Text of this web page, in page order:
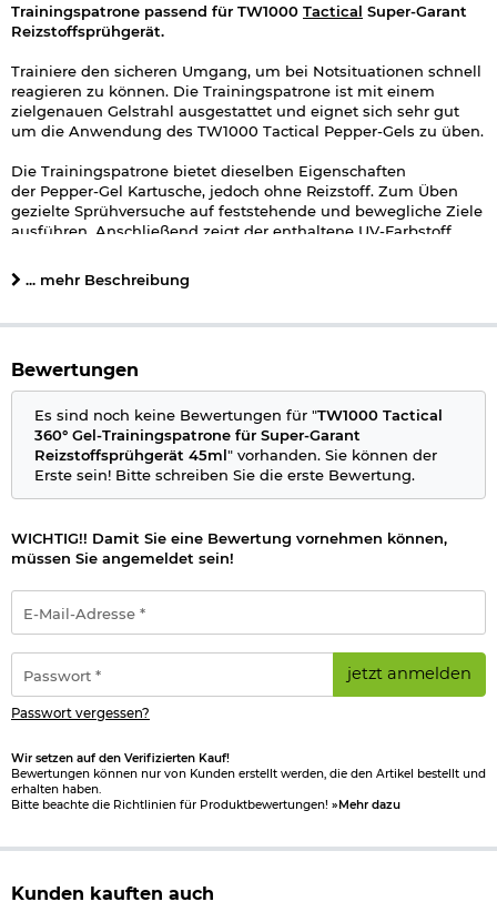
Trainingspatrone passend für TW1000 Tactical Super-Garant
Reizstoffsprühgerät.
Trainiere den sicheren Umgang, um bei Notsituationen schnell
reagieren zu können. Die Trainingspatrone ist mit einem
zielgenauen Gelstrahl ausgestattet und eignet sich sehr gut
um die Anwendung des TW1000 Tactical Pepper-Gels zu üben.
Die Trainingspatrone bietet dieselben Eigenschaften
der Pepper-Gel Kartusche, jedoch ohne Reizstoff. Zum Üben
gezielte Sprühversuche auf feststehende und bewegliche Ziele
ausführen. Anschließend zeigt der enthaltene UV-Farbstoff
Details zu TW1000 Tactical Gel Trainingsspray:
ohne Reizstoff, für Übungs- und Vorführungszwecke
Abwehrspray zu üben
simuliert genau die Eigenschaften des Pfeffergelspray
Reichweite: 5-6 Meter
360° Sprühen in allen Lagen und Positionen, sogar über
Kopf
Schutzkappe mit Federdeckelsicherung
Inhalt: 45ml
Marke: TW1000
Made in Germany
Häufig gestellte Fragen & Antworten zum Thema:
"Pfefferspray"
Warnhinweise nach Verordnung (EG) Nr. 1272/2008 (GHS/CLP-
Verordnung)
... mehr Beschreibung
Bewertungen
Es sind noch keine Bewertungen für "TW1000 Tactical
360° Gel-Trainingspatrone für Super-Garant
Reizstoffsprühgerät 45ml" vorhanden. Sie können der
Erste sein! Bitte schreiben Sie die erste Bewertung.
WICHTIG!! Damit Sie eine Bewertung vornehmen können,
müssen Sie angemeldet sein!
Mail-
Adresse
*
jetzt anmelden
Passwort vergessen?
Wir setzen auf den Verifizierten Kauf!
Bewertungen können nur von Kunden erstellt werden, die den Artikel bestellt und
erhalten haben.
Bitte beachte die Richtlinien für Produktbewertungen! »Mehr dazu
Kunden kauften auch